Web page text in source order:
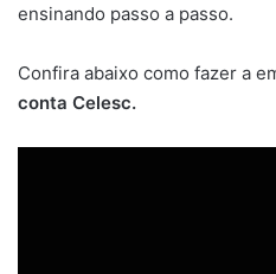
ensinando passo a passo.
Confira abaixo como fazer a
conta Celesc.